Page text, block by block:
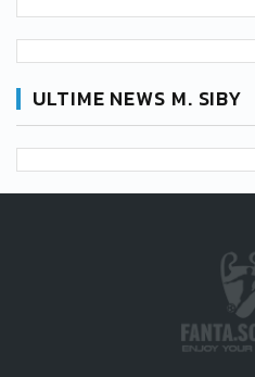
ULTIME NEWS M. SIBY